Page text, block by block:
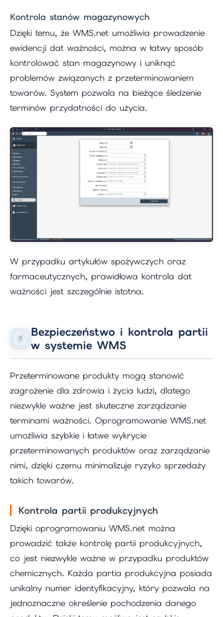
Kontrola stanów magazynowych
Dzięki temu, że WMS.net umożliwia prowadzenie
ewidencji dat ważności, można w łatwy sposób
kontrolować stan magazynowy i uniknąć
problemów związanych z przeterminowaniem
towarów. System pozwala na bieżące śledzenie
terminów przydatności do użycia.
W przypadku artykułów spożywczych oraz
farmaceutycznych, prawidłowa kontrola dat
ważności jest szczególnie istotna.
Bezpieczeństwo i kontrola partii
w systemie WMS
Przeterminowane produkty mogą stanowić
zagrożenie dla zdrowia i życia ludzi, dlatego
niezwykle ważne jest skuteczne zarządzanie
terminami ważności. Oprogramowanie WMS.net
umożliwia szybkie i łatwe wykrycie
przeterminowanych produktów oraz zarządzanie
nimi, dzięki czemu minimalizuje ryzyko sprzedaży
takich towarów.
Kontrola partii produkcyjnych
Dzięki oprogramowaniu WMS.net można
prowadzić także kontrolę partii produkcyjnych,
co jest niezwykle ważne w przypadku produktów
chemicznych. Każda partia produkcyjna posiada
unikalny numer identyfikacyjny, który pozwala na
jednoznaczne określenie pochodzenia danego